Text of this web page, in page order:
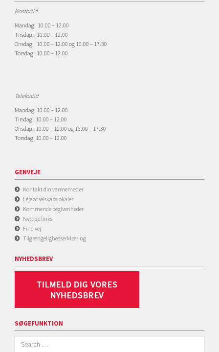
Kontortid
Mandag: 10.00 – 12.00
Tirsdag: 10.00 – 12.00
Onsdag: 10.00 – 12.00 og 16.00 – 17.30
Torsdag: 10.00 – 12.00
Telefontid
Mandag: 10.00 – 12.00
Tirsdag: 10.00 – 12.00
Onsdag: 10.00 – 12.00 og 16.00 – 17.30
Torsdag: 10.00 – 12.00
GENVEJE
Kontakt din varmemester
Leje af selskabslokaler
Kommende begivenheder
Nyttige links
Find vej
Tilgængelighedserklæring
NYHEDSBREV
SØGEFUNKTION